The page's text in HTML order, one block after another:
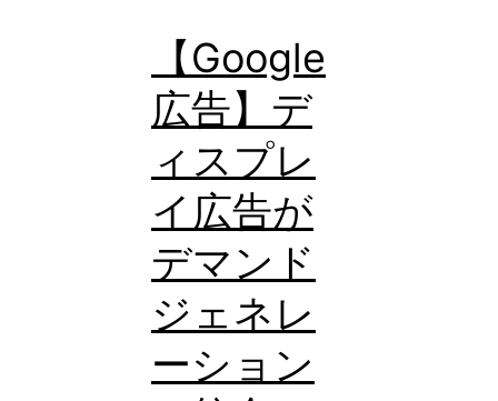
シ
ス
テ
ム
ア
ッ
プ
デ
ー
【Google
広告】デ
ィスプレ
イ広告が
デマンド
ジェネレ
ーション